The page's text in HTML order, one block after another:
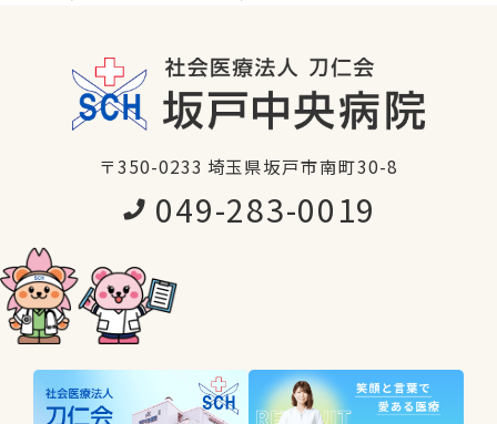
〒350-0233 埼玉県坂戸市南町30-8
049-283-0019